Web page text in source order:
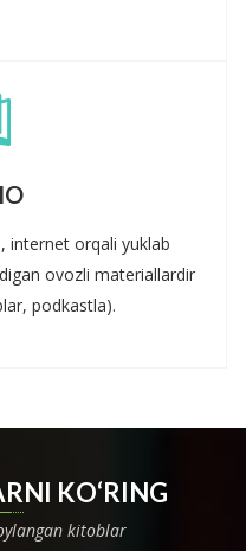
internet orqali yuklab
ovozli materiallardir
podkastla).
KO‘RING
kitoblar